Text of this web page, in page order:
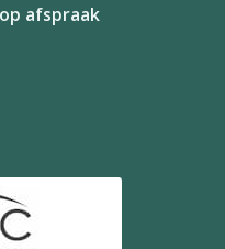
afspraak